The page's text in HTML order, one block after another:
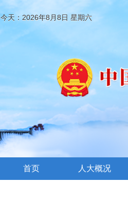
今天：2026年8月8日 星期六
首页 人大概况